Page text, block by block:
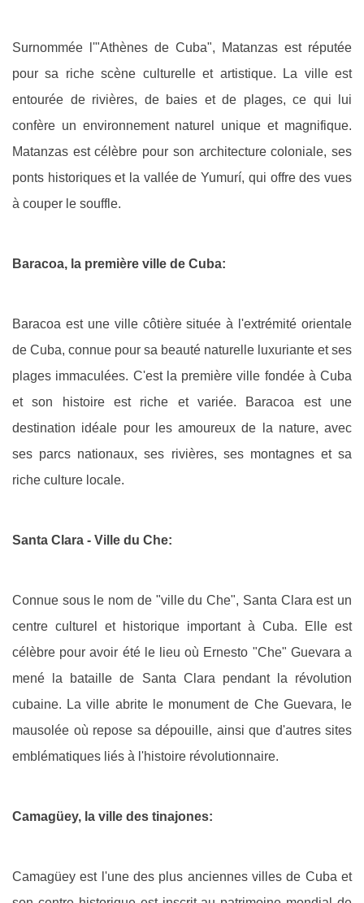
Surnommée l'"Athènes de Cuba", Matanzas est réputée
pour sa riche scène culturelle et artistique. La ville est
entourée de rivières, de baies et de plages, ce qui lui
confère un environnement naturel unique et magnifique.
Matanzas est célèbre pour son architecture coloniale, ses
ponts historiques et la vallée de Yumurí, qui offre des vues
à couper le souffle.
Baracoa, la première ville de Cuba:
Baracoa est une ville côtière située à l'extrémité orientale
de Cuba, connue pour sa beauté naturelle luxuriante et ses
plages immaculées. C'est la première ville fondée à Cuba
et son histoire est riche et variée. Baracoa est une
destination idéale pour les amoureux de la nature, avec
ses parcs nationaux, ses rivières, ses montagnes et sa
riche culture locale.
Santa Clara - Ville du Che:
Connue sous le nom de "ville du Che", Santa Clara est un
centre culturel et historique important à Cuba. Elle est
célèbre pour avoir été le lieu où Ernesto "Che" Guevara a
mené la bataille de Santa Clara pendant la révolution
cubaine. La ville abrite le monument de Che Guevara, le
mausolée où repose sa dépouille, ainsi que d'autres sites
emblématiques liés à l'histoire révolutionnaire.
Camagüey, la ville des tinajones:
Camagüey est l'une des plus anciennes villes de Cuba et